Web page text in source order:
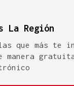
La Región
que más te
manera